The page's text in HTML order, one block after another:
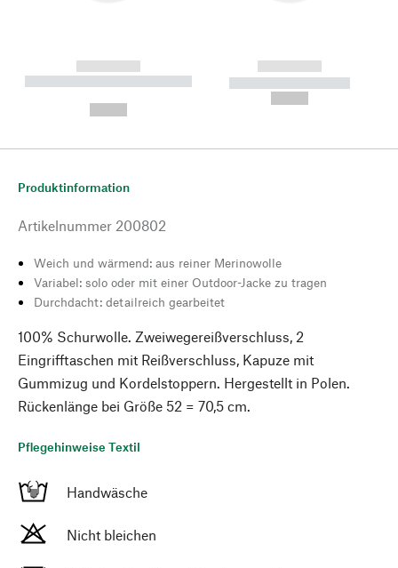
------------
----------- ----------- --------
------------
----------- -----------
Produktinformation
Artikelnummer 200802
Weich und wärmend: aus reiner Merinowolle
Variabel: solo oder mit einer Outdoor-Jacke zu tragen
Durchdacht: detailreich gearbeitet
100% Schurwolle. Zweiwegereißverschluss, 2
Eingrifftaschen mit Reißverschluss, Kapuze mit
Gummizug und Kordelstoppern. Hergestellt in Polen.
Rückenlänge bei Größe 52 = 70,5 cm.
Pflegehinweise Textil
Handwäsche
Nicht bleichen